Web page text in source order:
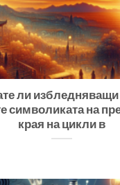
ли избледняващи
символиката на
края на цикли в